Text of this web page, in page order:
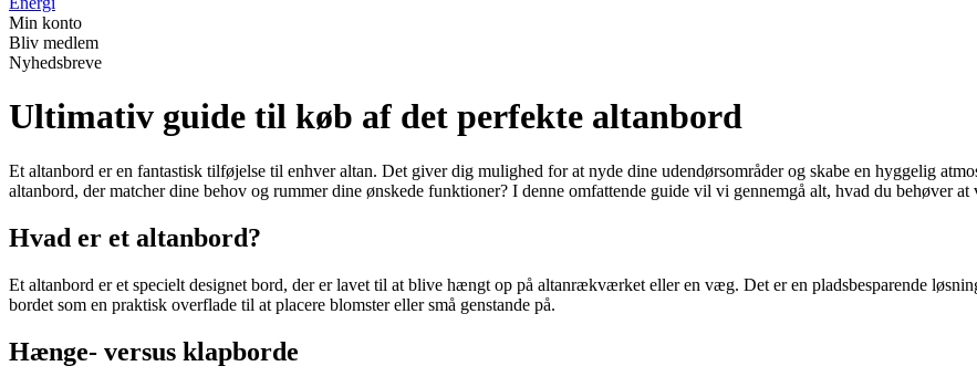
Min konto
Bliv medlem
Nyhedsbreve
Ultimativ guide til køb af det perfekte altanbord
Et altanbord er en fantastisk tilføjelse til enhver altan. Det giver dig mulighed for at nyde dine udendørsområder og skabe en hyggelig
altanbord, der matcher dine behov og rummer dine ønskede funktioner? I denne omfattende guide vil vi gennemgå alt, hvad du behøver
Hvad er et altanbord?
Et altanbord er et specielt designet bord, der er lavet til at blive hængt op på altanrækværket eller en væg. Det er en pladsbesparende
bordet som en praktisk overflade til at placere blomster eller små genstande på.
Hænge- versus klapborde